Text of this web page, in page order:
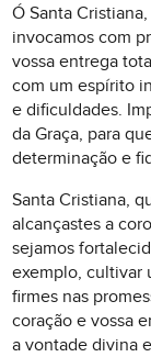
Ó Santa
invocamos com
vossa entrega
com um espírito
e dificuldades.
da Graça, para
determinação e
Santa Cristiana,
alcançastes a
sejamos
exemplo, cultivar
firmes nas
coração e vossa
a vontade divina